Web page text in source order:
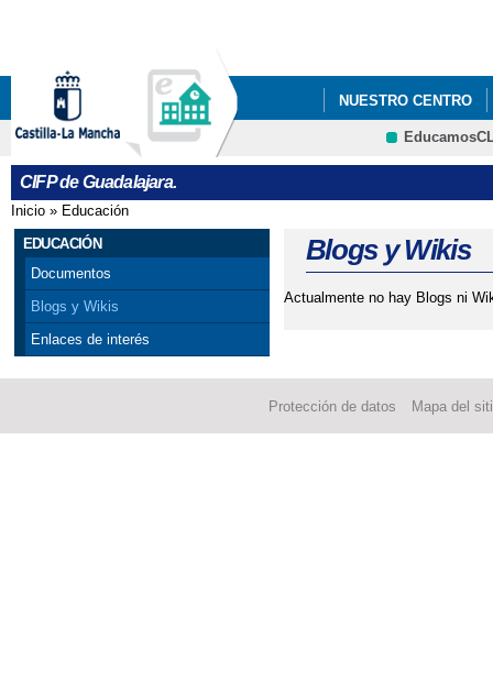
NUESTRO CENTRO
CIFP de Guadalajara.
Se encuentra usted aquí
Inicio » Educación
EDUCACIÓN
Documentos
Blogs y Wikis
Enlaces de interés
Blogs y Wikis
Actualmente no hay Blogs ni
Protección de datos Mapa del